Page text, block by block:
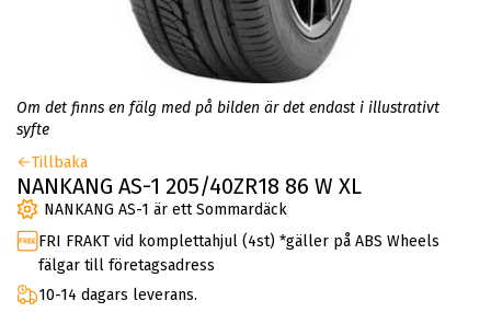
Om det finns en fälg med på bilden är det endast i illustrativt
syfte
Tillbaka
NANKANG AS-1 205/40ZR18 86 W XL
NANKANG AS-1 är ett Sommardäck
FRI FRAKT vid komplettahjul (4st) *gäller på ABS Wheels
fälgar till företagsadress
10-14 dagars leverans.